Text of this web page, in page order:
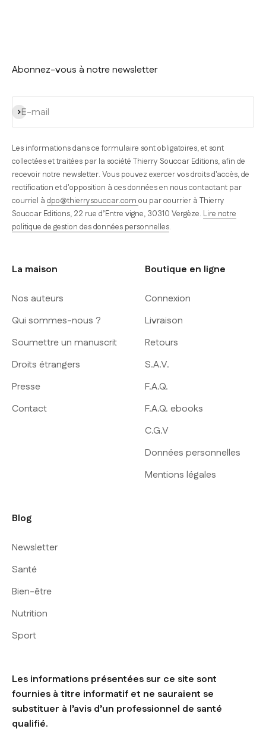
Abonnez-vous à notre newsletter
E-mail
S'inscrire
Les informations dans ce formulaire sont obligatoires, et sont
collectées et traitées par la société Thierry Souccar Editions, afin de
recevoir notre newsletter. Vous pouvez exercer vos droits d'accès, de
rectification et d'opposition à ces données en nous contactant par
courriel à dpo@thierrysouccar.com ou par courrier à Thierry
Souccar Editions, 22 rue d’Entre vigne, 30310 Vergèze. Lire notre
politique de gestion des données personnelles.
La maison
Nos auteurs
Qui sommes-nous ?
Soumettre un manuscrit
Droits étrangers
Presse
Contact
Boutique en ligne
Connexion
Livraison
Retours
S.A.V.
F.A.Q.
F.A.Q. ebooks
C.G.V
Données personnelles
Mentions légales
Blog
Newsletter
Santé
Bien-être
Nutrition
Sport
Les informations présentées sur ce site sont
fournies à titre informatif et ne sauraient se
substituer à l’avis d’un professionnel de santé
qualifié.